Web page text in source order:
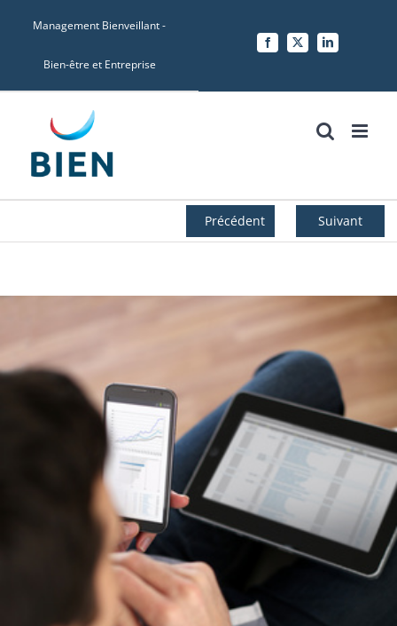
Management Bienveillant -
Bien-être et Entreprise
Facebook
X LinkedIn
Précédent Suivant
agrandie